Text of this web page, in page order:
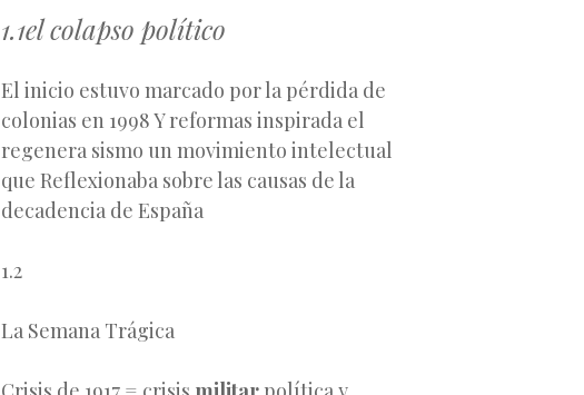
1.1el colapso político
El inicio estuvo marcado por la pérdida de
colonias en 1998 Y reformas inspirada el
regenera sismo un movimiento intelectual
que Reflexionaba sobre las causas de la
decadencia de España
1.2
La Semana Trágica